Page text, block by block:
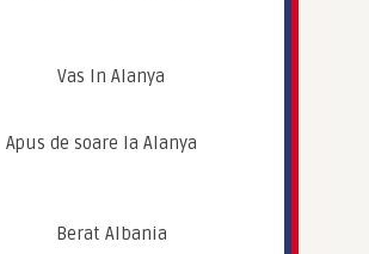
Apus de soare la Alanya